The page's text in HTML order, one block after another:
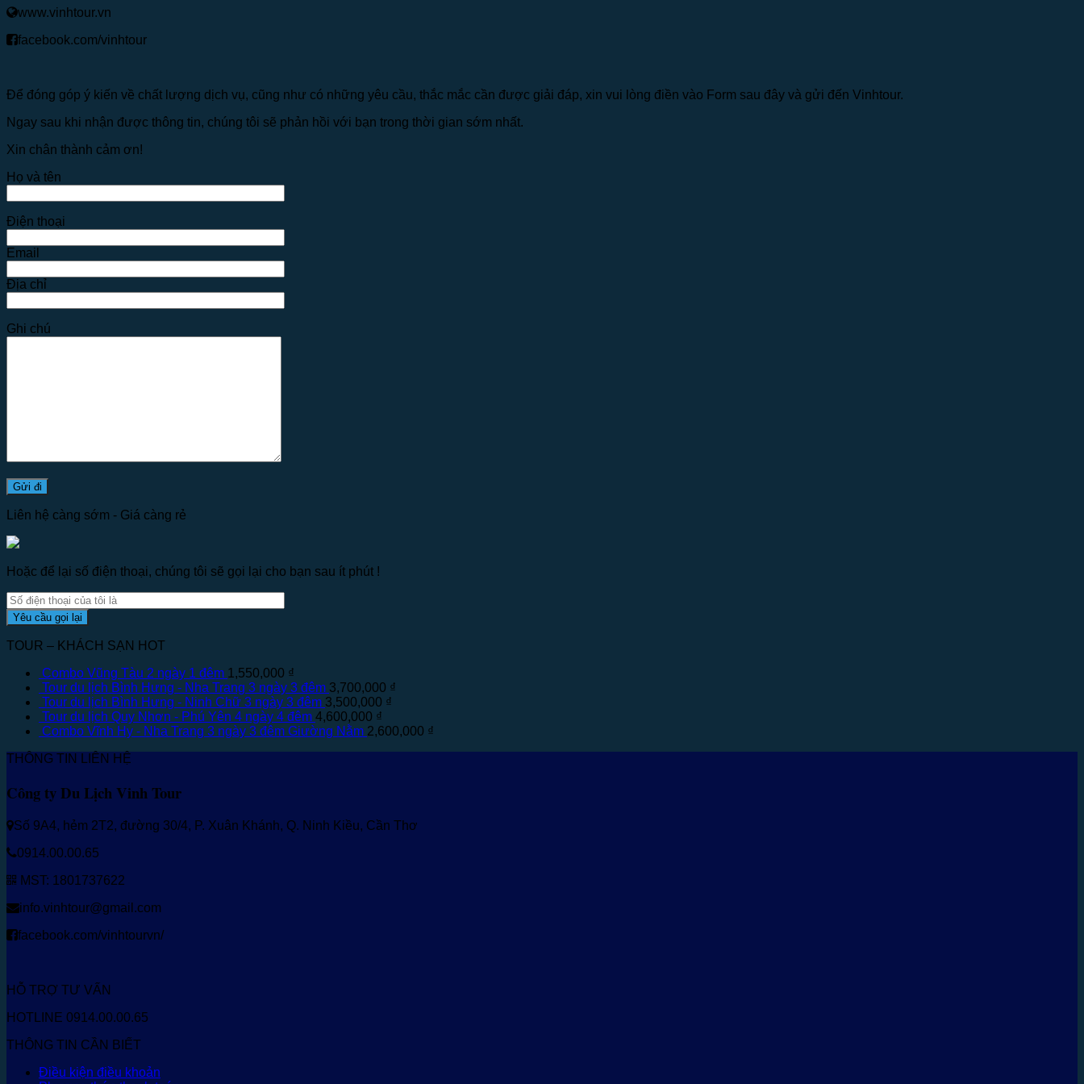
www.vinhtour.vn
facebook.com/vinhtour
Để đóng góp ý kiến về chất lượng dịch vụ, cũng như có những yêu cầu, thắc mắc cần được giải đáp, xin vui lòng điền vào Form sau đây và gửi đến Vinhtour.
Ngay sau khi nhận được thông tin, chúng tôi sẽ phản hồi với bạn trong thời gian sớm nhất.
Xin chân thành cảm ơn!
Họ và tên
Điện thoại
Email
Địa chỉ
Ghi chú
Liên hệ càng sớm - Giá càng rẻ
Hoặc để lại số điện thoại, chúng tôi sẽ gọi lại cho bạn sau ít phút !
TOUR – KHÁCH SẠN HOT
Combo Vũng Tàu 2 ngày 1 đêm 1,550,000 ₫
Tour du lịch Bình Hưng - Nha Trang 3 ngày 3 đêm 3,700,000 ₫
Tour du lịch Bình Hưng - Ninh Chữ 3 ngày 3 đêm 3,500,000 ₫
Tour du lịch Quy Nhơn - Phú Yên 4 ngày 4 đêm 4,600,000 ₫
Combo Vĩnh Hy - Nha Trang 3 ngày 3 đêm Giường Nằm 2,600,000 ₫
THÔNG TIN LIÊN HỆ
Công ty Du Lịch Vinh Tour
Số 9A4, hẻm 2T2, đường 30/4, P. Xuân Khánh, Q. Ninh Kiều, Cần Thơ
0914.00.00.65
MST: 1801737622
info.vinhtour@gmail.com
facebook.com/vinhtourvn/
HỖ TRỢ TƯ VẤN
HOTLINE 0914.00.00.65
THÔNG TIN CẦN BIẾT
Điều kiện điều khoản